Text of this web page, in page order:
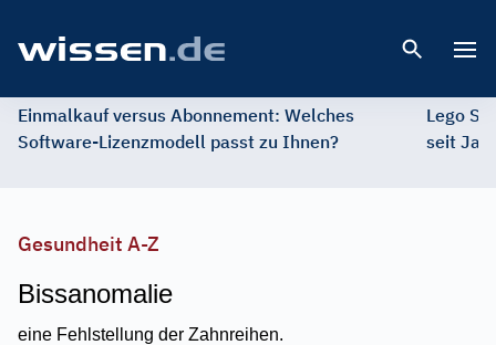
Einmalkauf versus Abonnement: Welches
Software-Lizenzmodell passt zu Ihnen?
Lego
seit
Gesundheit A-Z
Bissanomalie
eine Fehlstellung der Zahnreihen.